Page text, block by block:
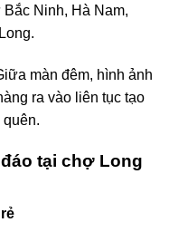
Ninh, Hà Nam,
màn đêm, hình ảnh
ra vào liên tục tạo
tại chợ Long